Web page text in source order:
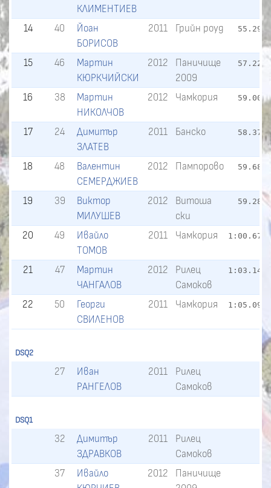
КЛИМЕНТИЕВ
14 40
Йоан
БОРИСОВ
2011 Грийн роуд 55.29
15 46
Мартин
КЮРКЧИЙСКИ
2012
Паничище
2009
57.22
16 38
Мартин
НИКОЛЧОВ
2012 Чамкория 59.00
17 24
Димитър
ЗЛАТЕВ
2011 Банско 58.37
18 48
Валентин
СЕМЕРДЖИЕВ
2012 Пампорово 59.68
19 39
Виктор
МИЛУШЕВ
2012
Витоша
ски
59.28
20 49
Ивайло
ТОМОВ
2011 Чамкория 1:00.67
21 47
Мартин
ЧАНГАЛОВ
2012
Рилец
Самоков
1:03.14
22 50
Георги
СВИЛЕНОВ
2011 Чамкория 1:05.09
DSQ2
27
Иван
РАНГЕЛОВ
2011
Рилец
Самоков
DSQ1
32
Димитър
ЗДРАВКОВ
2011
Рилец
Самоков
37
Ивайло
2012
Паничище